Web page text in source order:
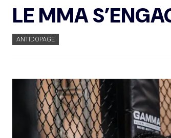
LE MMA
ANTIDOPAGE